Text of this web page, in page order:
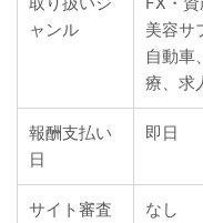
ャンル
美容サ
自動車
療、求
報酬支払い
日
即日
サイト審査 なし